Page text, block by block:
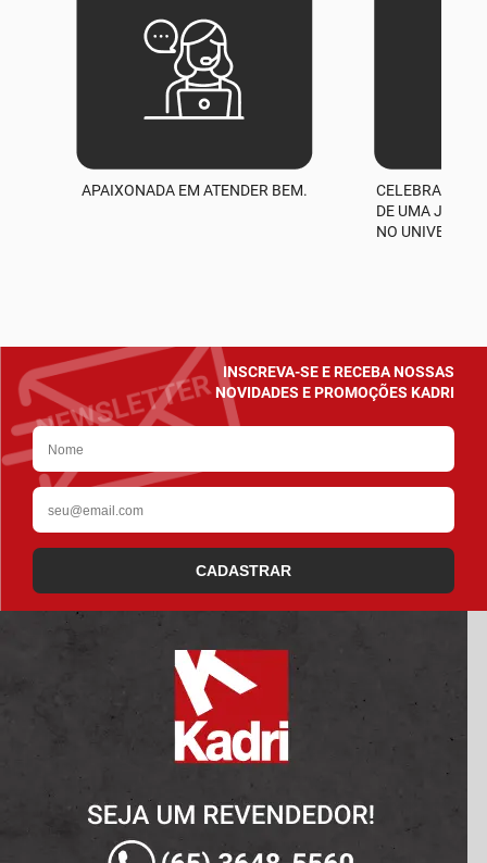
APAIXONADA EM ATENDER BEM.
CELEBRAMOS
DE UMA
NO UNIVERSO
INSCREVA-SE E RECEBA NOSSAS
NOVIDADES E PROMOÇÕES KADRI
CADASTRAR